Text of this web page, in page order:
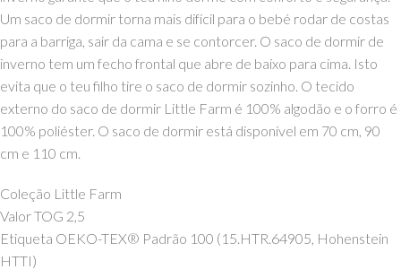
Um saco de dormir torna mais difícil para o bebé rodar de costas
para a barriga, sair da cama e se contorcer. O saco de dormir de
inverno tem um fecho frontal que abre de baixo para cima. Isto
evita que o teu filho tire o saco de dormir sozinho. O tecido
externo do saco de dormir Little Farm é 100% algodão e o forro é
100% poliéster. O saco de dormir está disponível em 70 cm, 90
cm e 110 cm.
Coleção Little Farm
Valor TOG 2,5
Etiqueta OEKO-TEX® Padrão 100 (15.HTR.64905, Hohenstein
HTTI)